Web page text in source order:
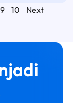
9 10 Next